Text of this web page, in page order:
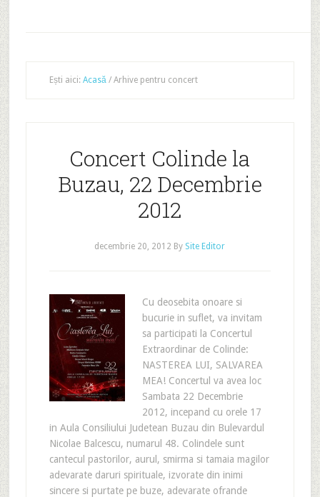
Ești aici: Acasă /Arhive pentru concert
Concert Colinde la
Buzau, 22 Decembrie
2012
decembrie 20, 2012 By Site Editor
Cu deosebita onoare si
bucurie in suflet, va invitam
sa participati la Concertul
Extraordinar de Colinde:
NASTEREA LUI, SALVAREA
MEA! Concertul va avea loc
Sambata 22 Decembrie
2012, incepand cu orele 17
in Aula Consiliului Judetean Buzau din Bulevardul
Nicolae Balcescu, numarul 48. Colindele sunt
cantecul pastorilor, aurul, smirma si tamaia magilor
adevarate daruri spirituale, izvorate din inimi
sincere si purtate pe buze, adevarate ofrande